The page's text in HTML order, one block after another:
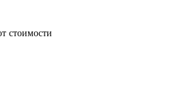
стоимости